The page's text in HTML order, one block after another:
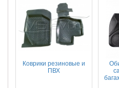
Коврики резиновые и
ПВХ